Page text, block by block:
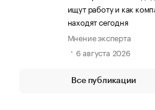
ищут работу и как
находят сегодня
Мнение эксперта
6 августа 2026
Все публикации